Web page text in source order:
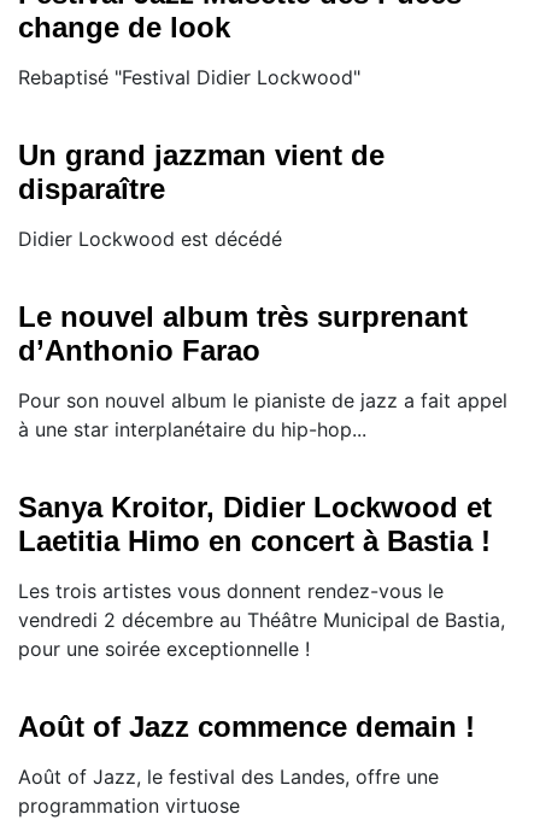
change de look
Rebaptisé "Festival Didier Lockwood"
Un grand jazzman vient de
disparaître
Didier Lockwood est décédé
Le nouvel album très surprenant
d’Anthonio Farao
Pour son nouvel album le pianiste de jazz a fait appel
à une star interplanétaire du hip-hop...
Sanya Kroitor, Didier Lockwood et
Laetitia Himo en concert à Bastia !
Les trois artistes vous donnent rendez-vous le
vendredi 2 décembre au Théâtre Municipal de Bastia,
pour une soirée exceptionnelle !
Août of Jazz commence demain !
Août of Jazz, le festival des Landes, offre une
programmation virtuose